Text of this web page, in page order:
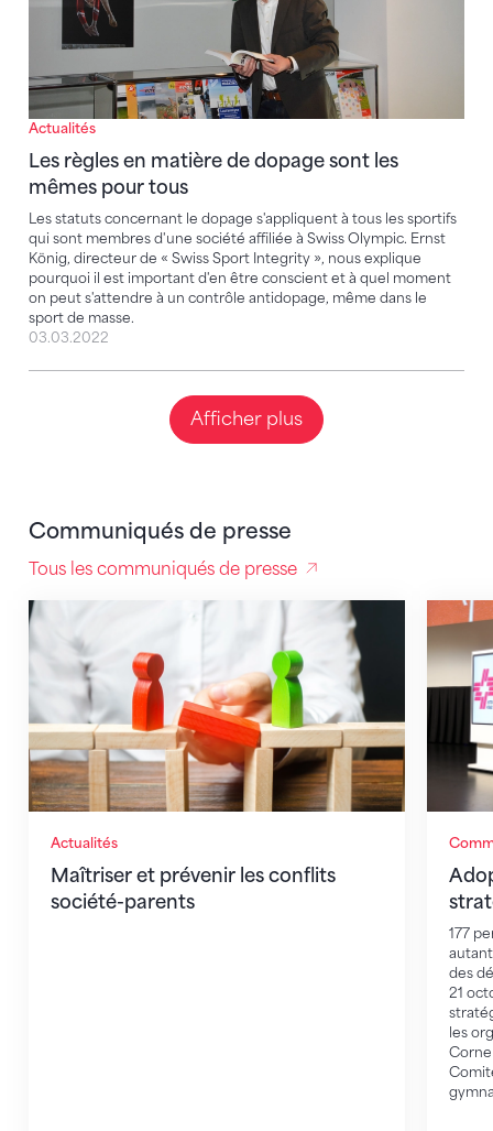
Actualités
Les règles en matière de dopage sont les
mêmes pour tous
Les statuts concernant le dopage s'appliquent à tous les sportifs
qui sont membres d'une société affiliée à Swiss Olympic. Ernst
König, directeur de « Swiss Sport Integrity », nous explique
pourquoi il est important d'en être conscient et à quel moment
on peut s'attendre à un contrôle antidopage, même dans le
sport de masse.
03.03.2022
Afficher plus
Communiqués de presse
Tous les communiqués de presse
Actualités
Maîtriser et prévenir les conflits
société-parents
Maîtriser et prévenir les conflits société-parents
177
des
21
les